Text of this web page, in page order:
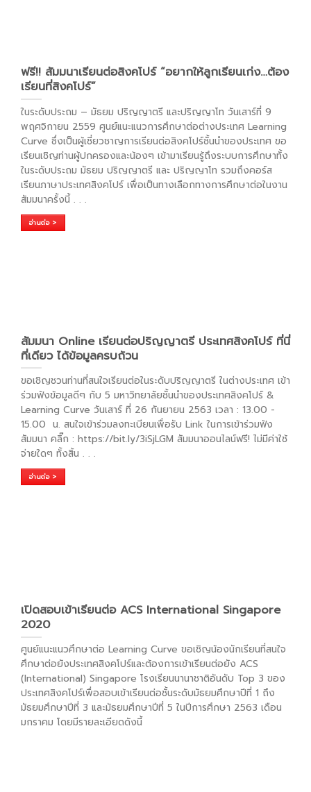
ฟรี!! สัมมนาเรียนต่อสิงคโปร์ “อยากให้ลูกเรียนเก่ง…ต้อง
เรียนที่สิงคโปร์”
ในระดับประถม – มัธยม ปริญญาตรี และปริญญาโท วันเสาร์ที่ 9
พฤศจิกายน 2559 ศูนย์แนะแนวการศึกษาต่อต่างประเทศ Learning
Curve ซึ่งเป็นผู้เชี่ยวชาญการเรียนต่อสิงคโปร์ชั้นนำของประเทศ ขอ
เรียนเชิญท่านผู้ปกครองและน้องๆ เข้ามาเรียนรู้ถึงระบบการศึกษาทั้ง
ในระดับประถม มัธยม ปริญญาตรี และ ปริญญาโท รวมถึงคอร์ส
เรียนภาษาประเทศสิงคโปร์ เพื่อเป็นทางเลือกทางการศึกษาต่อในงาน
สัมมนาครั้งนี้ . . .
อ่านต่อ >
สัมมนา Online เรียนต่อปริญญาตรี ประเทศสิงคโปร์ ที่นี่
ที่เดียว ได้ข้อมูลครบถ้วน
ขอเชิญชวนท่านที่สนใจเรียนต่อในระดับปริญญาตรี ในต่างประเทศ เข้า
ร่วมฟังข้อมูลดีๆ กับ 5 มหาวิทยาลัยชั้นนำของประเทศสิงคโปร์ &
Learning Curve วันเสาร์ ที่ 26 กันยายน 2563 เวลา : 13.00 -
15.00 น. สนใจเข้าร่วมลงทะเบียนเพื่อรับ Link ในการเข้าร่วมฟัง
สัมมนา คลิ๊ก : https://bit.ly/3iSjLGM สัมมนาออนไลน์ฟรี! ไม่มีค่าใช้
จ่ายใดๆ ทั้งสิ้น . . .
อ่านต่อ >
เปิดสอบเข้าเรียนต่อ ACS International Singapore
2020
ศูนย์แนะแนวศึกษาต่อ Learning Curve ขอเชิญน้องนักเรียนที่สนใจ
ศึกษาต่อยังประเทศสิงคโปร์และต้องการเข้าเรียนต่อยัง ACS
(International) Singapore โรงเรียนนานาชาติอันดับ Top 3 ของ
ประเทศสิงคโปร์เพื่อสอบเข้าเรียนต่อชั้นระดับมัธยมศึกษาปีที่ 1 ถึง
มัธยมศึกษาปีที่ 3 และมัธยมศึกษาปีที่ 5 ในปีการศึกษา 2563 เดือน
มกราคม โดยมีรายละเอียดดังนี้